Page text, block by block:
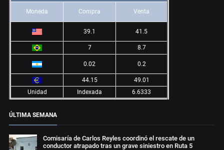
Moneda Compra Venta
39.1 41.5
7 8.7
0.02 0.2
44.15
49.01
Unidad
Indexada 6.6333
ÚLTIMA SEMANA
Comisaría de Carlos Reyles coordinó el rescate de un
conductor atrapado tras un grave siniestro en Ruta 5